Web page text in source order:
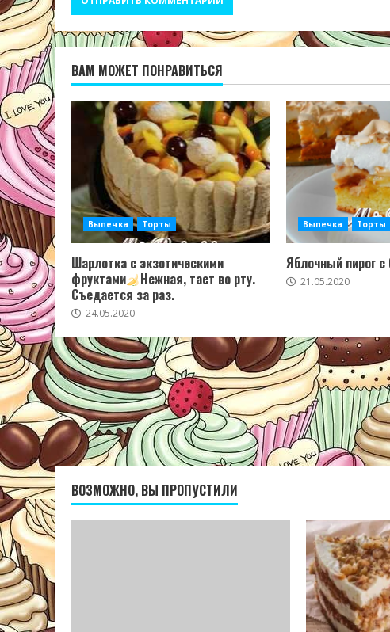
ВАМ МОЖЕТ ПОНРАВИТЬСЯ
Выпечка Торты
Шарлотка с экзотическими
фруктами
Нежная, тает во рту.
Съедается за раз.
24.05.2020
Выпечка Торты
Яблочный пирог с
21.05.2020
ВОЗМОЖНО, ВЫ ПРОПУСТИЛИ